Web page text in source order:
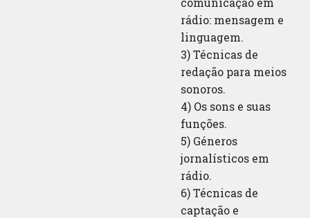
rádio: mensagem e
linguagem.
3) Técnicas de
redação para meios
sonoros.
4) Os sons e suas
funções.
5) Géneros
jornalísticos em
rádio.
6) Técnicas de
captação e